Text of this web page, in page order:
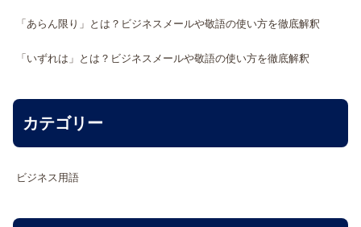
「あらん限り」とは？ビジネスメールや敬語の使い方を徹底解釈
「いずれは」とは？ビジネスメールや敬語の使い方を徹底解釈
カテゴリー
ビジネス用語